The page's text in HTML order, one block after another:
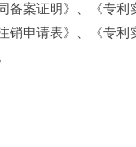
案证明》、《专
申请表》、《专利